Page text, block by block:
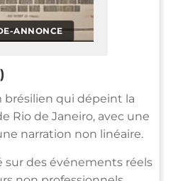
ANNONCE
brésilien qui dépeint la
Rio de Janeiro, avec une
narration non linéaire.
sur des événements réels